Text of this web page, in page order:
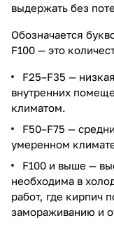
выдержать без
Обозначается
F100 — это
F25–F35 —
внутренних
климатом.
F50–F75 —
умеренном
F100 и выше —
необходима в
работ, где кирпич
замораживанию и